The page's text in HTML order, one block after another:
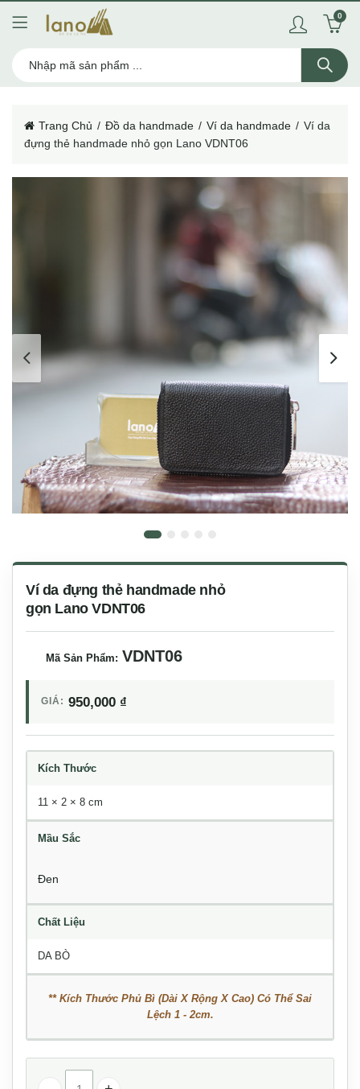
0
Trang Chủ Đồ da handmade Ví da handmade
Ví da
đựng thẻ handmade nhỏ gọn Lano VDNT06
Ví da đựng thẻ handmade nhỏ
gọn Lano VDNT06
Mã Sản Phẩm: VDNT06
GIÁ: 950,000 ₫
Kích Thước
11 × 2 × 8 cm
Mầu Sắc
Đen
Chất Liệu
DA BÒ
** Kích Thước Phủ Bì (Dài X Rộng X Cao) Có Thể Sai
Lệch 1 - 2cm.